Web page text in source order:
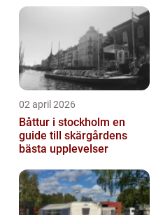
02 april 2026
Båttur i stockholm en
guide till skärgårdens
bästa upplevelser